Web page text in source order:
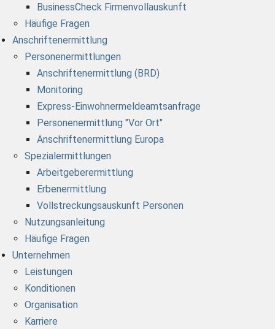
BusinessCheck Firmenvollauskunft
Häufige Fragen
Anschriftenermittlung
Personenermittlungen
Anschriftenermittlung (BRD)
Monitoring
Express-Einwohnermeldeamtsanfrage
Personenermittlung "Vor Ort"
Anschriftenermittlung Europa
Spezialermittlungen
Arbeitgeberermittlung
Erbenermittlung
Vollstreckungsauskunft Personen
Nutzungsanleitung
Häufige Fragen
Unternehmen
Leistungen
Konditionen
Organisation
Karriere